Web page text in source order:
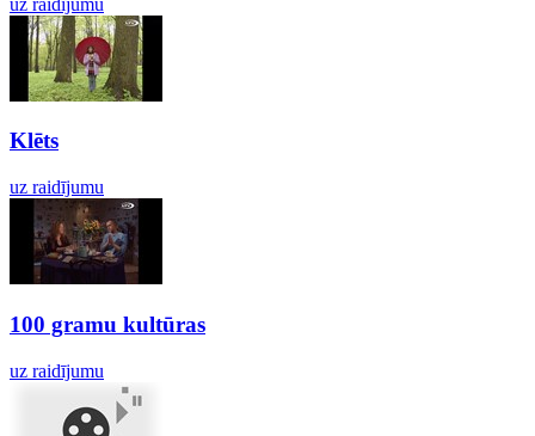
Klēts
uz raidījumu
100 gramu kultūras
uz raidījumu